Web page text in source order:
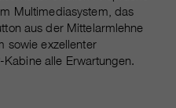
Multimediasystem, das
aus der Mittelarmlehne
sowie exzellenter
alle Erwartungen.